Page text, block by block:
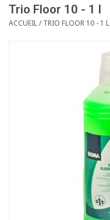
Service client
Trio Floor 10 - 1 l
ACCUEIL/TRIO FLOOR 10 - 1 L